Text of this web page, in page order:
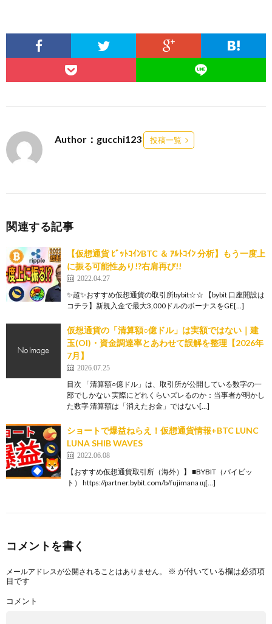
Author：gucchi123 投稿一覧
関連する記事
【仮想通貨 ﾋﾞｯﾄｺｲﾝBTC ＆ ｱﾙﾄｺｲﾝ 分析】もう一度上
に振る可能性あり!?右肩再び!!
2022.04.27
✨超✨おすすめ仮想通貨の取引所bybit☆☆ 【bybit 口座開設は
コチラ】新規入金で最大3,000ドルのボーナスをGE[…]
仮想通貨の「清算額○億ドル」は実額ではない｜建
玉(OI)・資金調達率とあわせて誤解を整理【2026年
7月】
2026.07.25
目次 「清算額○億ドル」は、取引所が公開している数字の一
部でしかない 実際にどれくらいズレるのか：当事者が明かし
た数字 清算額は「消えたお金」ではない[…]
ショートで爆益ねらえ！仮想通貨情報+BTC LUNC
LUNA SHIB WAVES
2022.06.08
【おすすめ仮想通貨取引所（海外）】 ■BYBIT（バイビッ
ト） https://partner.bybit.com/b/fujimana ɰ[…]
コメントを書く
メールアドレスが公開されることはありません。 ※ が付いている欄は必須項
目です
コメント